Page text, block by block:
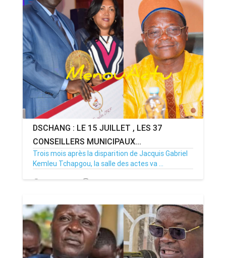
DSCHANG : LE 15 JUILLET , LES 37
CONSEILLERS MUNICIPAUX...
Trois mois après la disparition de Jacquis Gabriel
Kemleu Tchapgou, la salle des actes va ...
13/07/26 Par MenouActu 0